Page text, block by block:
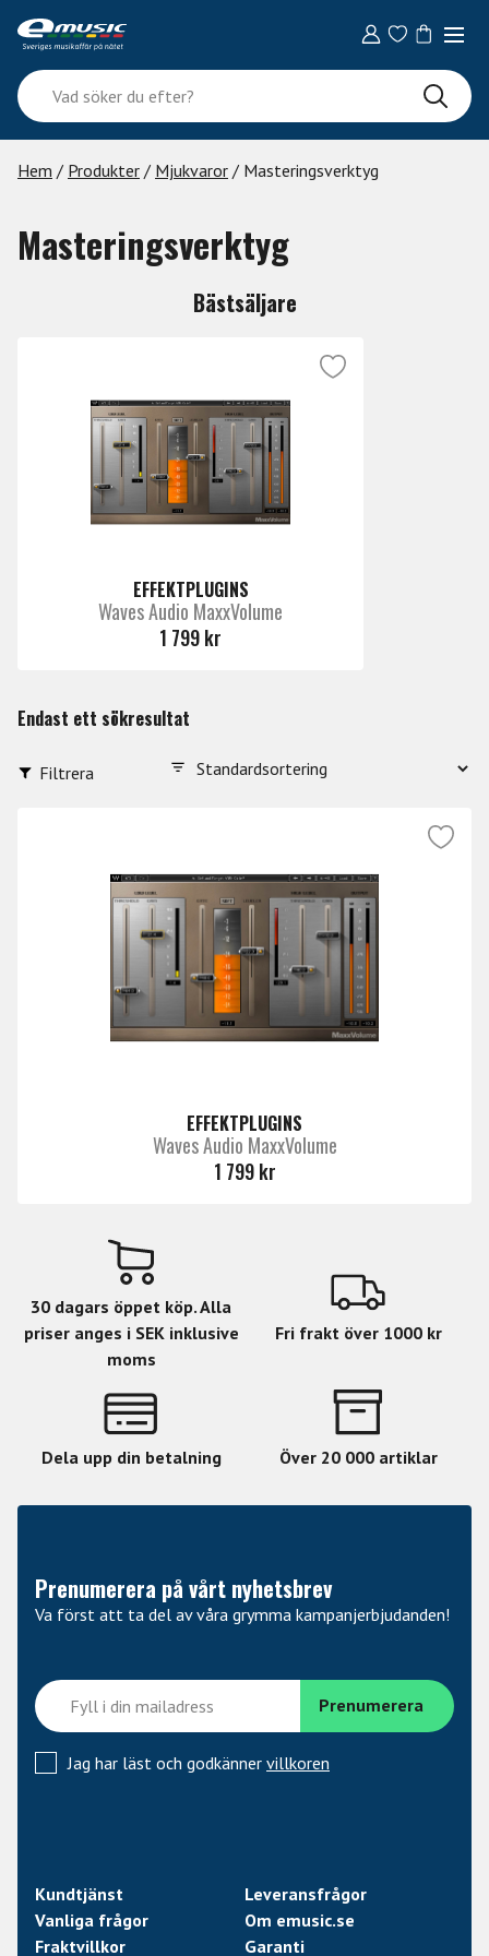
content
Vad
söker
du
efter?
Hem / Produkter / Mjukvaror / Masteringsverktyg
Masteringsverktyg
Bästsäljare
EFFEKTPLUGINS
Waves Audio MaxxVolume
1 799 kr
Endast ett sökresultat
Filtrera
EFFEKTPLUGINS
Waves Audio MaxxVolume
1 799 kr
30 dagars öppet köp. Alla
priser anges i SEK inklusive
moms
Fri frakt över 1000 kr
Dela upp din betalning Över 20 000 artiklar
Prenumerera på vårt nyhetsbrev
Va först att ta del av våra grymma kampanjerbjudanden!
Jag har läst och godkänner villkoren
Kundtjänst
Leveransfrågor
Vanliga frågor
Om emusic.se
Fraktvillkor
Garanti